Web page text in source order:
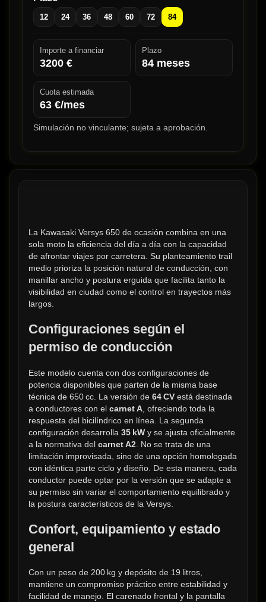
12 24 36 48 60 72 84
Importe a financiar
3200 €
Plazo
84 meses
Cuota estimada
63 €/mes
Simulación no vinculante; sujeta a aprobación.
La Kawasaki Versys 650 de ocasión combina en una
sola moto la eficiencia del día a día con la capacidad
de afrontar viajes por carretera. Su planteamiento trail
medio prioriza la posición natural de conducción, con
manillar ancho y postura erguida que facilita tanto la
visibilidad en ciudad como el control en trayectos más
largos.
Configuraciones según el
permiso de conducción
Este modelo cuenta con dos configuraciones de
potencia disponibles que parten de la misma base
técnica de 650 cc. La versión de 64 CV está destinada
a conductores con el carnet A , ofreciendo toda la
respuesta del bicilíndrico en línea. La segunda
configuración desarrolla 35 kW y se ajusta oficialmente
a la normativa del carnet A2 . No se trata de una
limitación improvisada, sino de una opción homologada
con idéntica parte ciclo y diseño. De esta manera, cada
conductor puede optar por la versión que se adapte a
su permiso sin variar el comportamiento equilibrado y
la postura característicos de la Versys.
Confort, equipamiento y estado
general
Con un peso de 200 kg y depósito de 19 litros,
mantiene un compromiso práctico entre estabilidad y
facilidad de manejo. El carenado frontal y la pantalla